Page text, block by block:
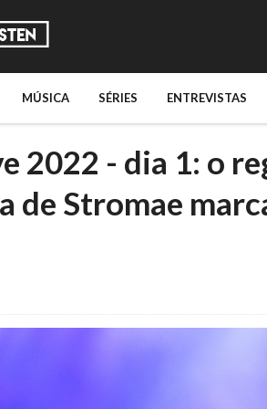
MÚSICA SÉRIES ENTREVISTAS
2022 - dia 1: o
de Stromae